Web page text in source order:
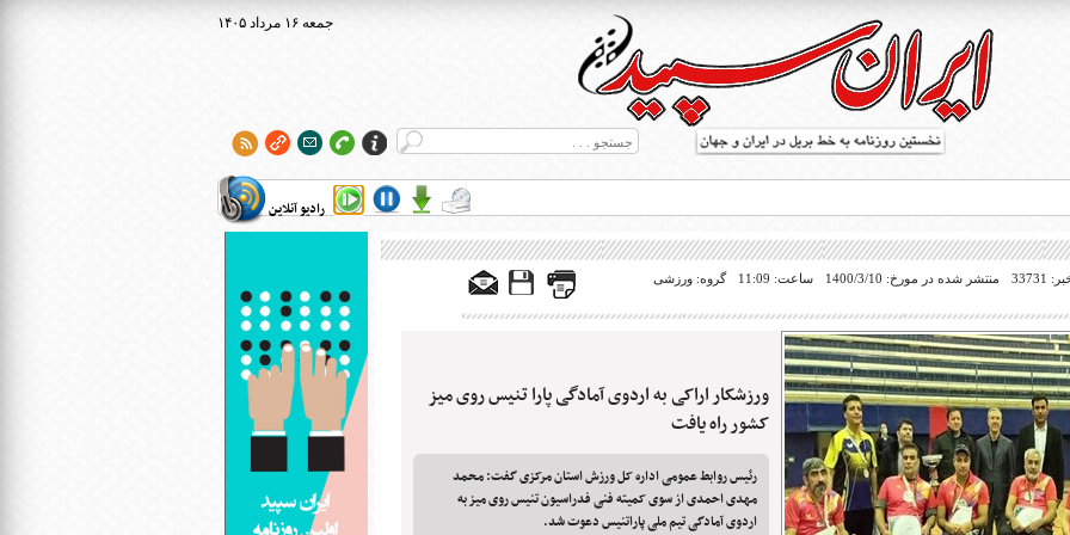
۱۴۰۵ جمعه ۱۶ مرداد
رادیو آنلاین
بریل در جهان
منتشر شده در مورخ: 1400/3/10 ساعت: 11:09 گروه: ورزشی
ورزشکار اراکی به اردوی آمادگی پارا تنیس روی میز
کشور راه یافت
رئیس روابط عمومی اداره کل ورزش استان مرکزی گفت: محمد
مهدی احمدی از سوی کمیته فنی فدراسیون تنیس روی میز به
اردوی آمادگی تیم ملی پاراتنیس دعوت شد.